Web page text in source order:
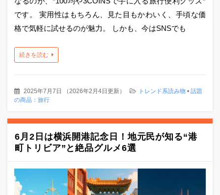
です。 実用性はもちろん、見た目もかわいく、手頃な価
格で気軽に試せるのが魅力。 しかも、今はSNSでも
続きを読む
2025年7月7日 （2026年2月4日更新） トレンド系読み物 • 話題
の商品：旅行
6月2日は横浜開港記念日！地元民が知る“港
町トリビア”と絶品グルメ6選